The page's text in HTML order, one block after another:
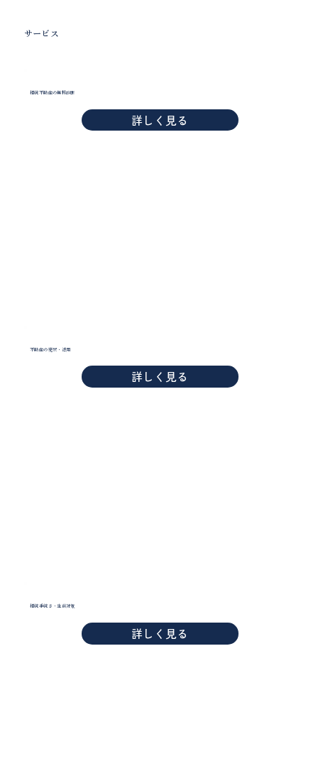
サービス
相続不動産の無料診断
詳しく見る
不動産の売買・活用
詳しく見る
相続手続き・生前対策
詳しく見る